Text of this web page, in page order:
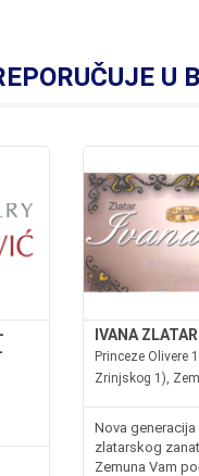
U
IVANA ZLATAR
Princeze Olivere
Zrinjskog 1),
Nova
zlatarskog
Zemuna Vam